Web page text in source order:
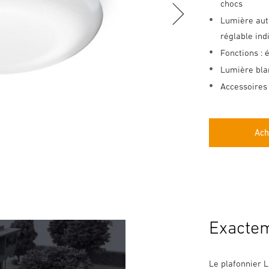
chocs
Lumière
réglable
Fonctions :
Lumière
Le plafonnier